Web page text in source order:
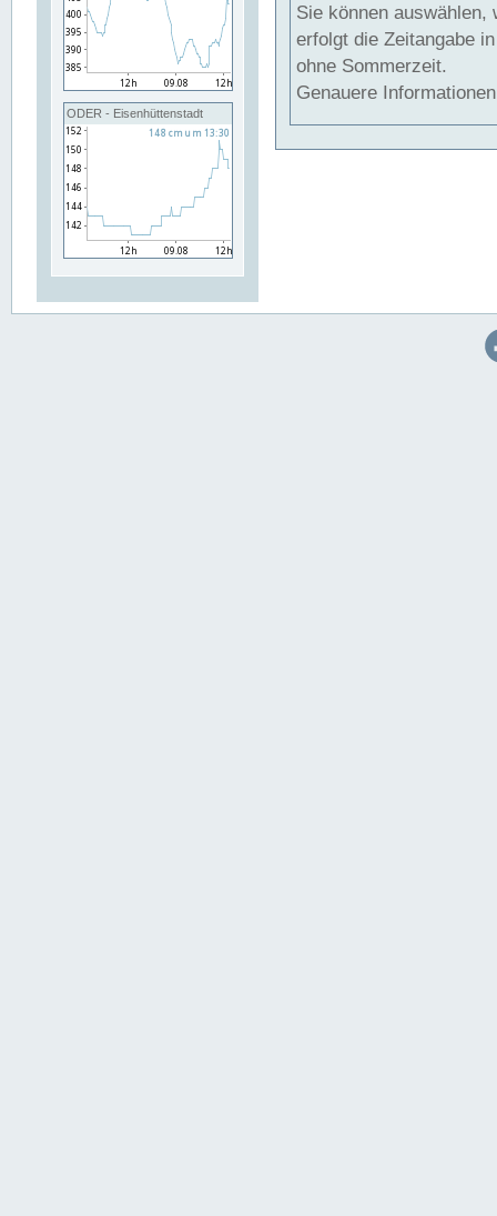
ODER - Eisenhüttenstadt
Sie können auswählen,
erfolgt die Zeitangabe
ohne Sommerzeit.
Genauere